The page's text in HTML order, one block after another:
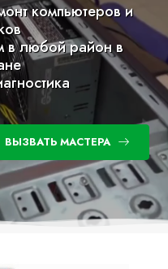
компьютеров и
в любой район в
ВЫЗВАТЬ МАСТЕРА